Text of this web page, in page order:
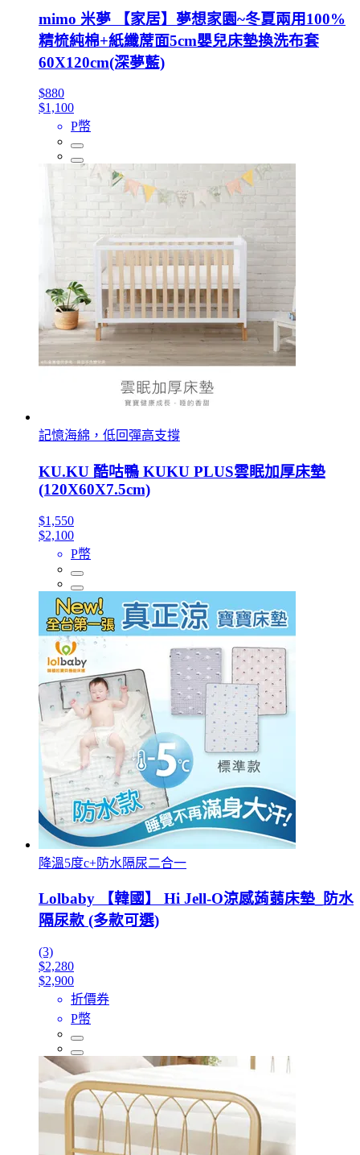
mimo 米夢 【家居】夢想家園~冬夏兩用100%
精梳純棉+紙纖蓆面5cm嬰兒床墊換洗布套
60X120cm(深夢藍)
$880
$1,100
P幣
記憶海綿，低回彈高支撐
KU.KU 酷咕鴨 KUKU PLUS雲眠加厚床墊
(120X60X7.5cm)
$1,550
$2,100
P幣
降溫5度c+防水隔尿二合一
Lolbaby 【韓國】 Hi Jell-O涼感蒟蒻床墊_防水
隔尿款 (多款可選)
(3)
$2,280
$2,900
折價券
P幣